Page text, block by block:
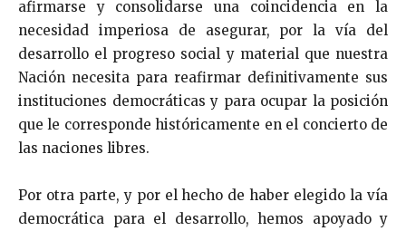
afirmarse y consoli­darse una coincidencia en la
necesidad imperiosa de ase­gurar, por la vía del
desarrollo el progreso social y material que nuestra
Nación necesita para reafirmar definitivamen­te sus
instituciones democráticas y para ocupar la posición
que le corresponde históricamente en el concierto de
las naciones libres.
Por otra parte, y por el hecho de haber elegido la vía
democrática para el desarrollo, hemos apoyado y